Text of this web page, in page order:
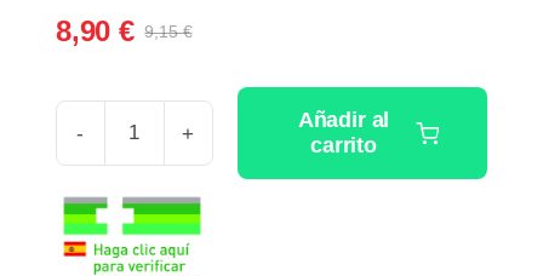
9,15€El
precio
original
9,15 €.
8,90 €
El
precio
actual
8,90 €.
MG
16
Añadir al
carrito